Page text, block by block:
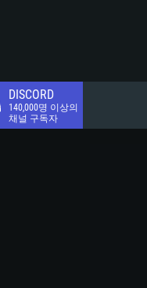
DISCORD
140,000명 이상의
채널 구독자